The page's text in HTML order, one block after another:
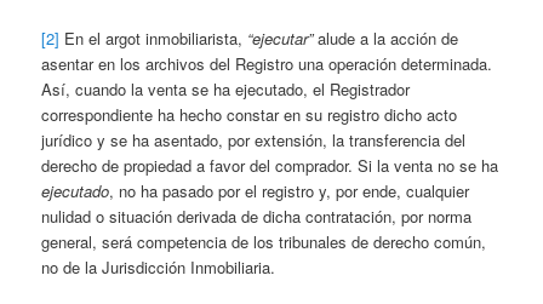
[2] En el argot inmobiliarista, “ejecutar”alude a la acción de
asentar en los archivos del Registro una operación determinada.
Así, cuando la venta se ha ejecutado, el Registrador
correspondiente ha hecho constar en su registro dicho acto
jurídico y se ha asentado, por extensión, la transferencia del
derecho de propiedad a favor del comprador. Si la venta no se ha
ejecutado, no ha pasado por el registro y, por ende, cualquier
nulidad o situación derivada de dicha contratación, por norma
general, será competencia de los tribunales de derecho común,
no de la Jurisdicción Inmobiliaria.